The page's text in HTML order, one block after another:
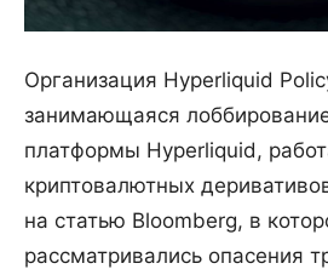
Организация Hyperliquid
занимающаяся
платформы Hyperliquid,
криптовалютных
на статью Bloomberg, в
рассматривались опасения